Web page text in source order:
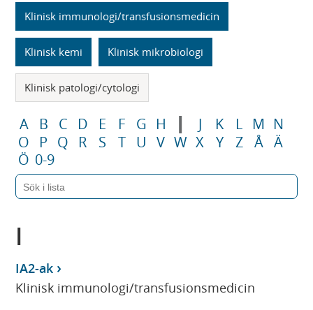
Klinisk immunologi/transfusionsmedicin
Klinisk kemi Klinisk mikrobiologi
Klinisk patologi/cytologi
A B C D E F G H I J K L M N
O
P Q R S T U V W X Y Z Å Ä
Ö 0-9
I
IA2-ak
Klinisk immunologi/transfusionsmedicin